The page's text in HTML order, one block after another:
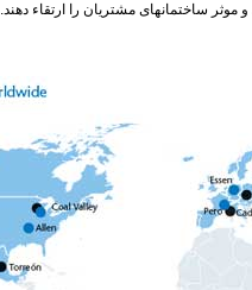
ساختمان‏ها‏‏ی مشتریان را ارتقاء دهند.